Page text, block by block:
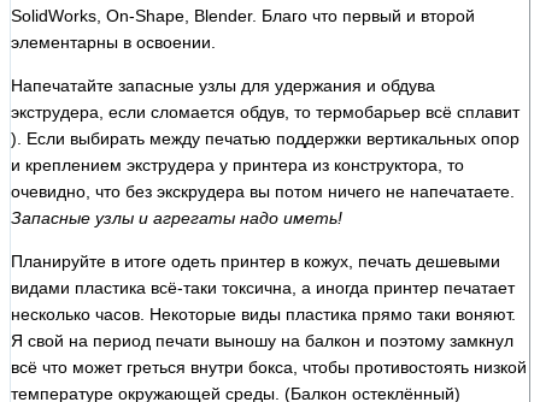
SolidWorks, On-Shape, Blender. Благо что первый и второй
элементарны в освоении.
Напечатайте запасные узлы для удержания и обдува
экструдера, если сломается обдув, то термобарьер всё сплавит
). Если выбирать между печатью поддержки вертикальных опор
и креплением экструдера у принтера из конструктора, то
очевидно, что без экскрудера вы потом ничего не напечатаете.
Запасные узлы и агрегаты надо иметь!
Планируйте в итоге одеть принтер в кожух, печать дешевыми
видами пластика всё-таки токсична, а иногда принтер печатает
несколько часов. Некоторые виды пластика прямо таки воняют.
Я свой на период печати выношу на балкон и поэтому замкнул
всё что может греться внутри бокса, чтобы противостоять низкой
температуре окружающей среды. (Балкон остеклённый)